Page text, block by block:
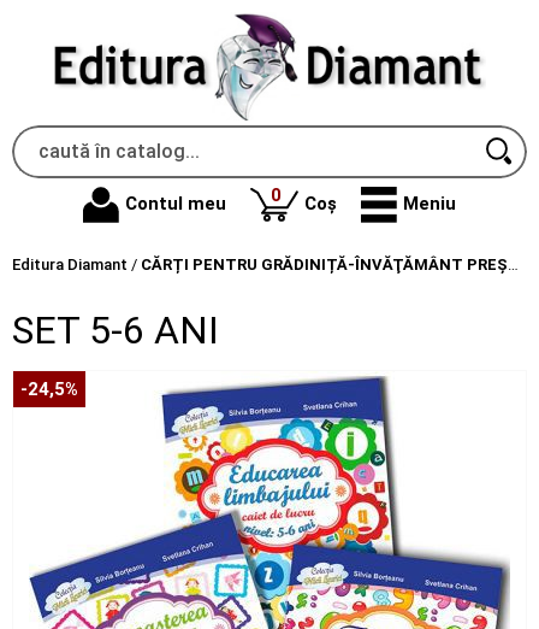
Contul meu 0produse
Coș Meniu
Editura Diamant / CĂRȚI PENTRU GRĂDINIȚĂ-ÎNVĂŢĂMÂNT PREŞCOLAR
SET 5-6 ANI
-24,5%